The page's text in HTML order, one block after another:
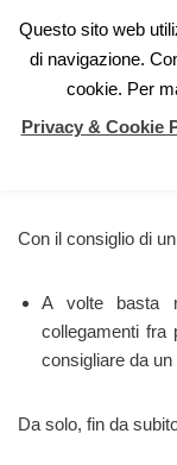
Vai
contenuto
Cosa
Con il consiglio di
A volte basta
collegamenti fra
consigliare da
Da solo, fin da
Questo sito web
di navigazione.
cookie. Per
Privacy & Cookie